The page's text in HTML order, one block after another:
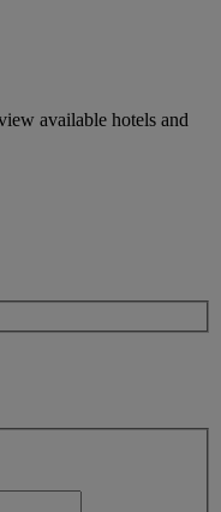
available hotels and